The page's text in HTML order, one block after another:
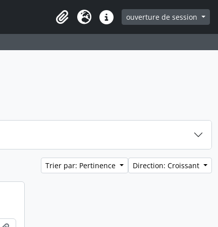
ClipboardLangueLiens rapidesouverture de session
Trier par: Pertinence Direction: Croissant